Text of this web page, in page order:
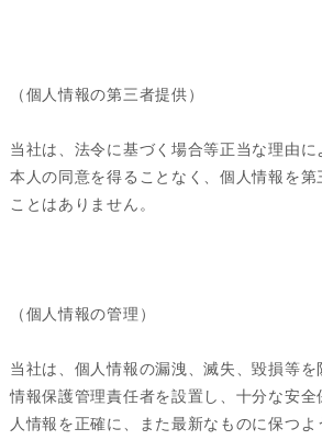
（個人情報の第三者提供）
当社は、法令に基づく場合等正当な理由
本人の同意を得ることなく、個人情報を
ことはありません。
（個人情報の管理）
当社は、個人情報の漏洩、滅失、毀損等
情報保護管理責任者を設置し、十分な安
人情報を正確に、また最新なものに保つ